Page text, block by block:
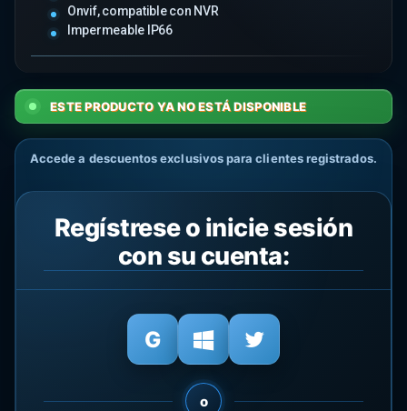
Onvif, compatible con NVR
Impermeable IP66
ESTE PRODUCTO YA NO ESTÁ DISPONIBLE
Accede a descuentos exclusivos para clientes registrados.
Regístrese o inicie sesión
con su cuenta:
o